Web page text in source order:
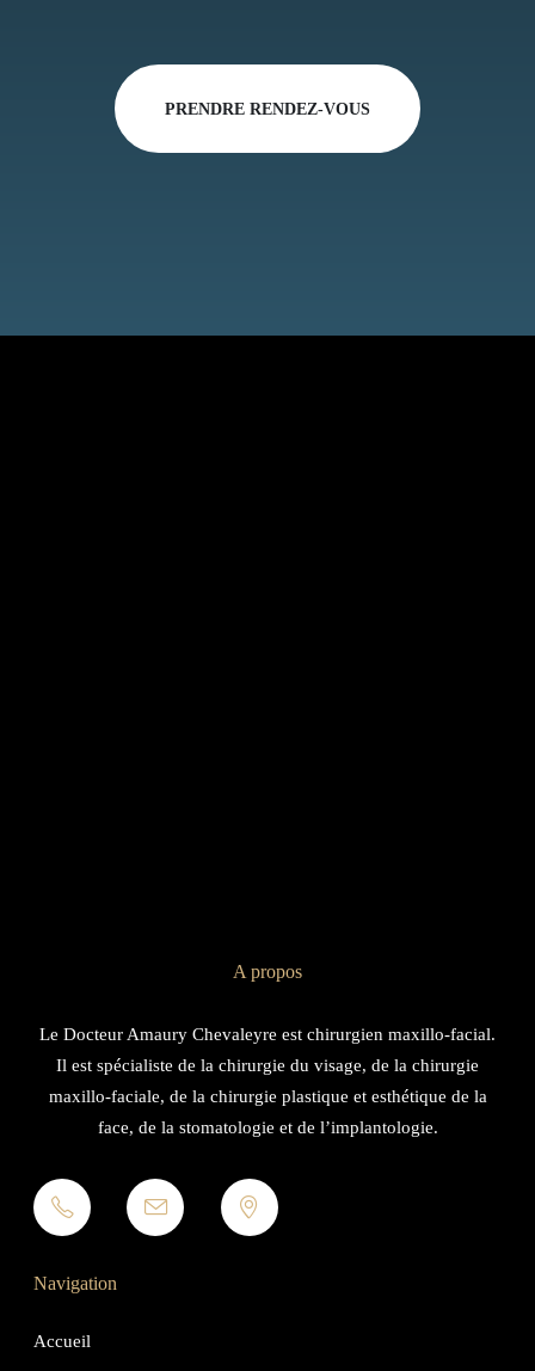
PRENDRE RENDEZ-VOUS
A propos
Le Docteur Amaury Chevaleyre est chirurgien maxillo-facial.
Il est spécialiste de la chirurgie du visage, de la chirurgie
maxillo-faciale, de la chirurgie plastique et esthétique de la
face, de la stomatologie et de l’implantologie.
Navigation
Accueil